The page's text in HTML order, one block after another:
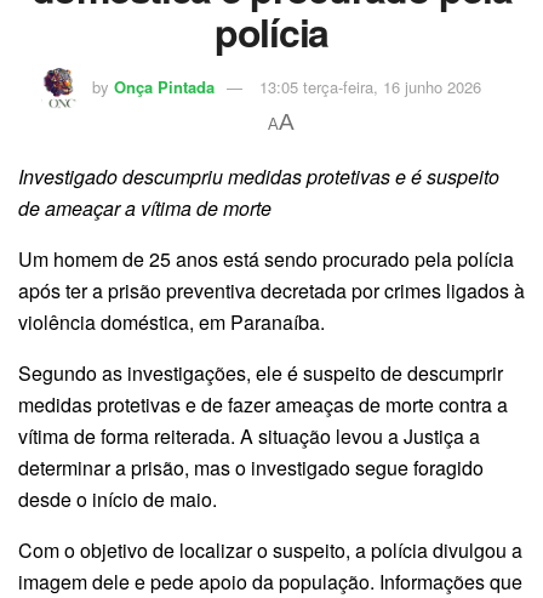
polícia
by Onça Pintada 13:05 terça-feira, 16 junho 2026
AA
Investigado descumpriu medidas protetivas e é suspeito
de ameaçar a vítima de morte
Um homem de 25 anos está sendo procurado pela polícia
após ter a prisão preventiva decretada por crimes ligados à
violência doméstica, em Paranaíba.
Segundo as investigações, ele é suspeito de descumprir
medidas protetivas e de fazer ameaças de morte contra a
vítima de forma reiterada. A situação levou a Justiça a
determinar a prisão, mas o investigado segue foragido
desde o início de maio.
Com o objetivo de localizar o suspeito, a polícia divulgou a
imagem dele e pede apoio da população. Informações que